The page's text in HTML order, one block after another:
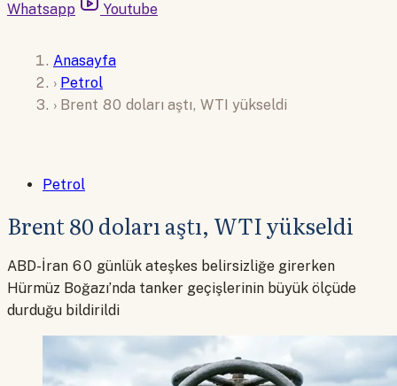
Whatsapp
Youtube
Anasayfa
› Petrol
› Brent 80 doları aştı, WTI yükseldi
Petrol
Brent 80 doları aştı, WTI yükseldi
ABD-İran 60 günlük ateşkes belirsizliğe girerken
Hürmüz Boğazı’nda tanker geçişlerinin büyük ölçüde
durduğu bildirildi